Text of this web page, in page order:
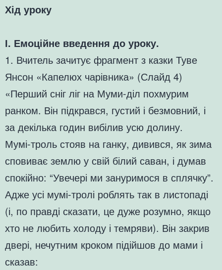
Хід уроку
І. Емоційне введення до уроку.
1. Вчитель зачитує фрагмент з казки Туве
Янсон «Капелюх чарівника» (Слайд 4)
«Перший сніг ліг на Муми-діл похмурим
ранком. Він підкрався, густий і безмовний, і
за декілька годин вибілив усю долину.
Мумі-троль стояв на ганку, дивився, як зима
сповиває землю у свій білий саван, і думав
спокійно: “Увечері ми зануримося в сплячку”.
Адже усі мумі-тролі роблять так в листопаді
(і, по правді сказати, це дуже розумно, якщо
хто не любить холоду і темряви). Він закрив
двері, нечутним кроком підійшов до мами і
сказав: